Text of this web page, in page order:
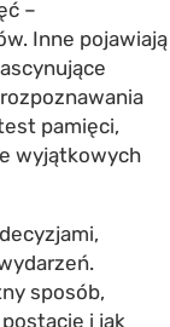
–
Inne pojawiają
pamięci,
wyjątkowych
sposób,
i jak